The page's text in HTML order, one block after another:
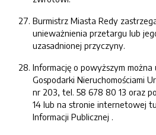
Burmistrz Miasta Redy
unieważnienia przetargu lub
uzasadnionej przyczyny.
Informację o powyższym można
Gospodarki Nieruchomościami
nr 203, tel. 58 678 80 13 oraz
14 lub na stronie internetowej
Informacji Publicznej .